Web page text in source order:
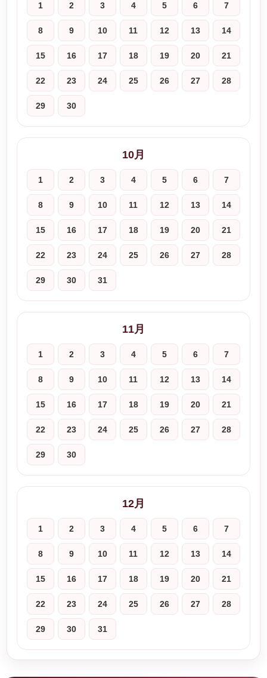
1 2 3 4 5 6 7
8 9 10 11 12 13 14
15 16 17 18 19 20 21
22 23 24 25 26 27 28
29 30
10月
1 2 3 4 5 6 7
8 9 10 11 12 13 14
15 16 17 18 19 20 21
22 23 24 25 26 27 28
29 30 31
11月
1 2 3 4 5 6 7
8 9 10 11 12 13 14
15 16 17 18 19 20 21
22 23 24 25 26 27 28
29 30
12月
1 2 3 4 5 6 7
8 9 10 11 12 13 14
15 16 17 18 19 20 21
22 23 24 25 26 27 28
29 30 31